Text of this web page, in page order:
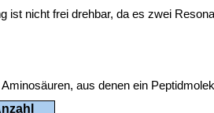
ist nicht frei drehbar, da es zwei
aus denen ein